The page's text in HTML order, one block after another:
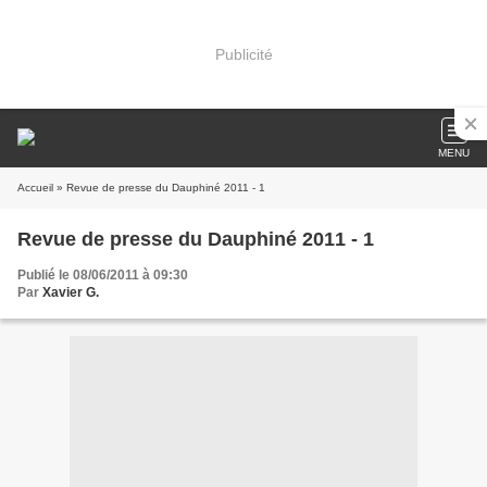
Publicité
MENU
Accueil » Revue de presse du Dauphiné 2011 - 1
Revue de presse du Dauphiné 2011 - 1
Publié le 08/06/2011 à 09:30
Par Xavier G.